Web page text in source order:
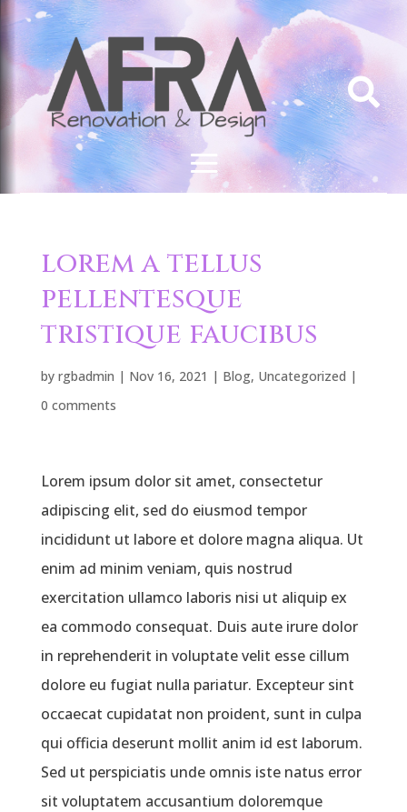

lorem a tellus
pellentesque
tristique faucibus
by rgbadmin | Nov 16, 2021 | Blog, Uncategorized |
0 comments
Lorem ipsum dolor sit amet, consectetur
adipiscing elit, sed do eiusmod tempor
incididunt ut labore et dolore magna aliqua. Ut
enim ad minim veniam, quis nostrud
exercitation ullamco laboris nisi ut aliquip ex
ea commodo consequat. Duis aute irure dolor
in reprehenderit in voluptate velit esse cillum
dolore eu fugiat nulla pariatur. Excepteur sint
occaecat cupidatat non proident, sunt in culpa
qui officia deserunt mollit anim id est laborum.
Sed ut perspiciatis unde omnis iste natus error
sit voluptatem accusantium doloremque